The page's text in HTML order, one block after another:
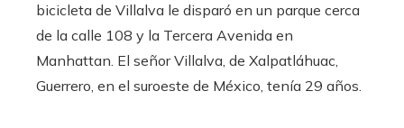
bicicleta de Villalva le disparó en un parque cerca
de la calle 108 y la Tercera Avenida en
Manhattan. El señor Villalva, de Xalpatláhuac,
Guerrero, en el suroeste de México, tenía 29 años.